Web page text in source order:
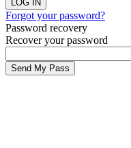
Forgot your password?
Password recovery
Recover your password